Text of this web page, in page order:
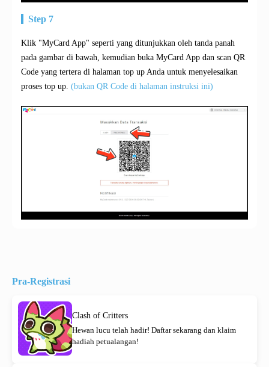
Step 7
Klik "MyCard App" seperti yang ditunjukkan oleh tanda panah
pada gambar di bawah, kemudian buka MyCard App dan scan QR
Code yang tertera di halaman top up Anda untuk menyelesaikan
proses top up. (bukan QR Code di halaman instruksi ini)
Pra-Registrasi
Clash of Critters
Hewan lucu telah hadir! Daftar sekarang dan klaim
hadiah petualangan!